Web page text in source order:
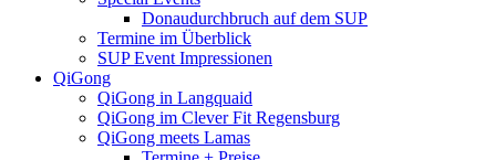
Donaudurchbruch auf dem SUP
Termine im Überblick
SUP Event Impressionen
QiGong
QiGong in Langquaid
QiGong im Clever Fit Regensburg
QiGong meets Lamas